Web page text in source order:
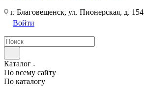
г. Благовещенск, ул. Пионерская, д. 154
Войти
Каталог
По всему сайту
По каталогу